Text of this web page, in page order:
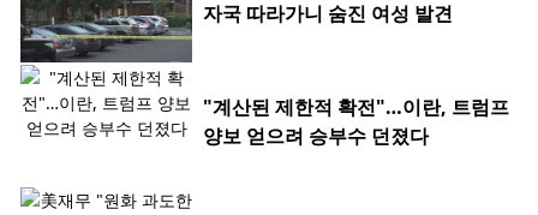
자국 따라가니 숨진 여성 발견
"계산된 제한적 확전"…이란, 트럼프
양보 얻으려 승부수 던졌다